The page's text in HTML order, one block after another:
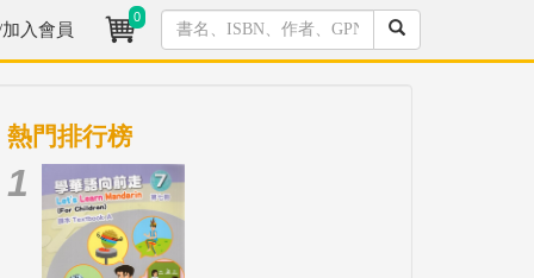
入會員
0
熱門排行榜
1